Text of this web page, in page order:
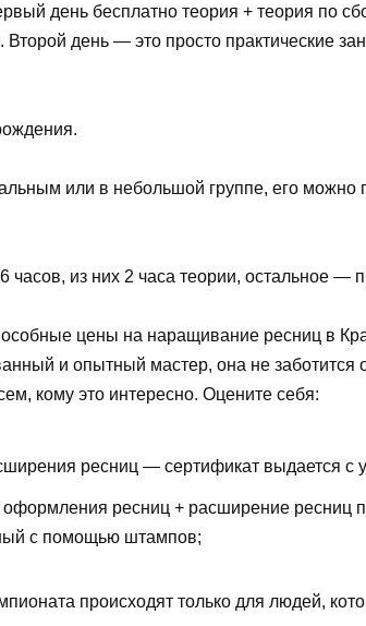
день бесплатно теория + теория по
Второй день — это просто практические
или в небольшой группе, его можно
часов, из них 2 часа теории, остальное —
цены на наращивание ресниц в
и опытный мастер, она не заботится
кому это интересно. Оцените себя:
ресниц — сертификат выдается с
оформления ресниц + расширение ресниц
с помощью штампов;
происходят только для людей,